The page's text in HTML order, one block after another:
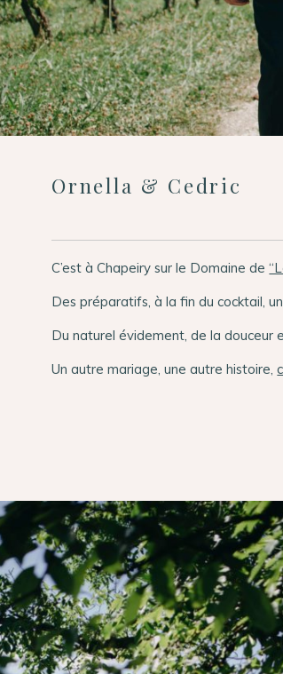
Ornella & Cedric
C’est à Chapeiry sur le Domaine de
Des préparatifs, à la fin du cocktail,
Du naturel évidement, de la douceur
Un autre mariage, une autre histoire,